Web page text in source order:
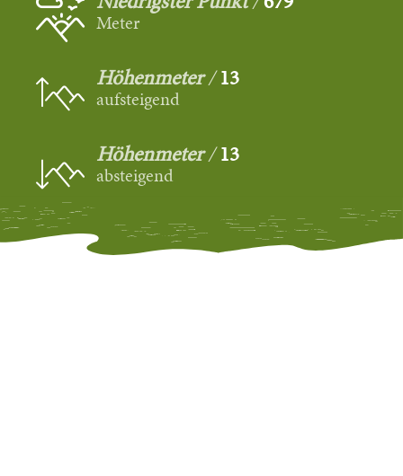
Meter
Höhenmeter 13
aufsteigend
Höhenmeter 13
absteigend